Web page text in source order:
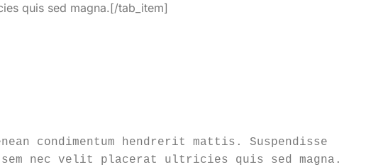
quis sed magna.[/tab_item]
condimentum hendrerit mattis. Suspendisse
nec velit placerat ultricies quis sed magna.